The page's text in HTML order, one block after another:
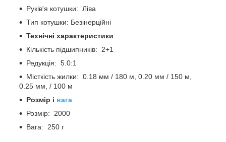
Руків'я котушки: Ліва
Тип котушки: Безінерційні
Технічні характеристики
Кількість підшипників: 2+1
Редукція: 5.0:1
Місткість жилки: 0.18 мм / 180 м, 0.20 мм / 150 м,
0.25 мм, / 100 м
Розмір і вага
Розмір: 2000
Вага: 250 г